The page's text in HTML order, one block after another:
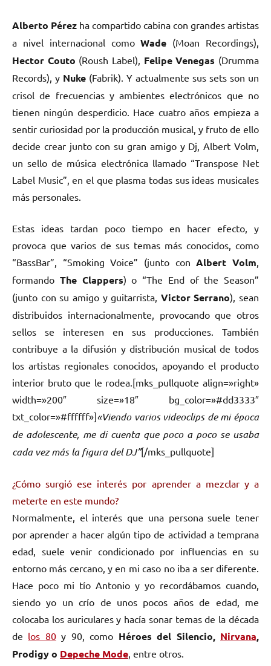
Alberto Pérez ha compartido cabina con grandes artistas
a nivel internacional comoWade (Moan Recordings),
Hector Couto (Roush Label), Felipe Venegas (Drumma
Records), y Nuke (Fabrik). Y actualmente sus sets son un
crisol de frecuencias y ambientes electrónicos que no
tienen ningún desperdicio. Hace cuatro años empieza a
sentir curiosidad por la producción musical, y fruto de ello
decide crear junto con su gran amigo y Dj, Albert Volm,
un sello de música electrónica llamado “Transpose Net
Label Music”, en el que plasma todas sus ideas musicales
más personales.
Estas ideas tardan poco tiempo en hacer efecto, y
provoca que varios de sus temas más conocidos, como
“BassBar”, “Smoking Voice” (junto con Albert Volm
formando The Clappers) o “The End of the Season”
(junto con su amigo y guitarrista, Victor Serrano), sean
distribuidos internacionalmente, provocando que otros
sellos se interesen en sus producciones. También
contribuye a la difusión y distribución musical de todos
los artistas regionales conocidos, apoyando el producto
interior bruto que le rodea.[mks_pullquote align=»right»
width=»200″ size=»18″ bg_color=»#dd3333″
txt_color=»#ffffff»]«Viendo varios videoclips de mi época
de adolescente, me di cuenta que poco a poco se usaba
cada vez más la figura del DJ”[/mks_pullquote]
¿Cómo surgió ese interés por aprender a mezclar y a
meterte en este mundo?
Normalmente, el interés que una persona suele tener
por aprender a hacer algún tipo de actividad a temprana
edad, suele venir condicionado por influencias en su
entorno más cercano, y en mi caso no iba a ser diferente.
Hace poco mi tío Antonio y yo recordábamos cuando,
siendo yo un crío de unos pocos años de edad, me
colocaba los auriculares y hacía sonar temas de la década
de los 80y 90, como Héroes del Silencio, Nirvana,
Prodigy o Depeche Mode , entre otros.